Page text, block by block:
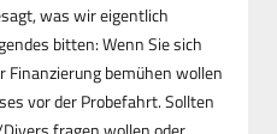
was wir eigentlich
bitten: Wenn Sie sich
Finanzierung bemühen wollen
vor der Probefahrt. Sollten